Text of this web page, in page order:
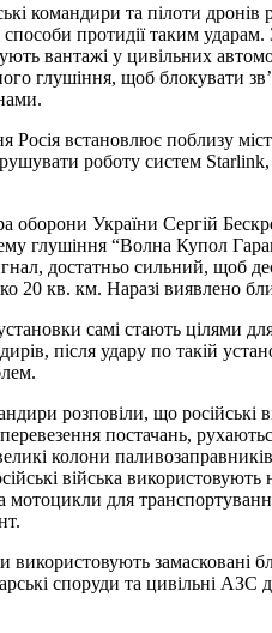
командири та пілоти дронів
способи протидії таким ударам.
вантажі у цивільних
глушіння, щоб блокувати
Росія встановлює поблизу міст
роботу систем Starlink,
оборони України Сергій
глушіння “Волна Купол
достатньо сильний, щоб
20 кв. км. Наразі виявлено
самі стають цілями
після удару по такій
розповіли, що російські
перевезення постачань,
колони
війська використовують
мотоцикли для
замасковані
споруди та цивільні АЗС